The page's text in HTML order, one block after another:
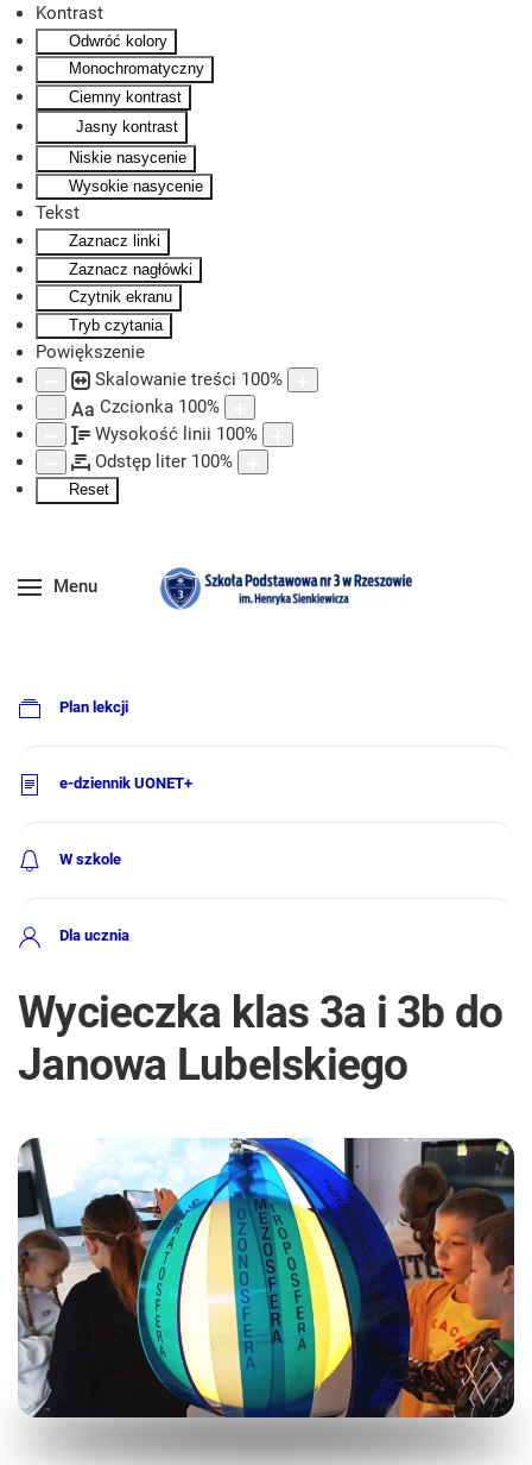
Kontrast
Odwróć kolory
Monochromatyczny
Ciemny kontrast
Jasny kontrast
Niskie nasycenie
Wysokie nasycenie
Tekst
Zaznacz linki
Zaznacz nagłówki
Czytnik ekranu
Tryb czytania
Powiększenie
Skalowanie treści 100%
Aa Czcionka 100%
Wysokość linii 100%
Odstęp liter 100%
Reset
Skip to main content
Menu
Plan lekcji
e-dziennik UONET+
W szkole
Dla ucznia
Wycieczka klas 3a i 3b do
Janowa Lubelskiego